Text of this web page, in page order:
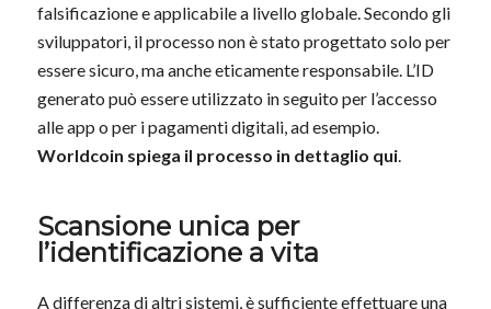
falsificazione e applicabile a livello globale. Secondo gli
sviluppatori, il processo non è stato progettato solo per
essere sicuro, ma anche eticamente responsabile. L’ID
generato può essere utilizzato in seguito per l’accesso
alle app o per i pagamenti digitali, ad esempio.
Worldcoin spiega il processo in dettaglio qui.
Scansione unica per
l’identificazione a vita
A differenza di altri sistemi, è sufficiente effettuare una